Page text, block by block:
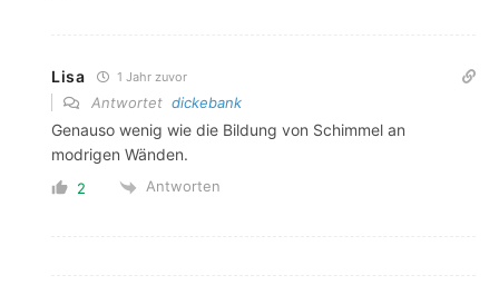
Lisa 1 Jahr zuvor
Antwortet dickebank
Genauso wenig wie die Bildung von Schimmel an
modrigen Wänden.
2 Antworten